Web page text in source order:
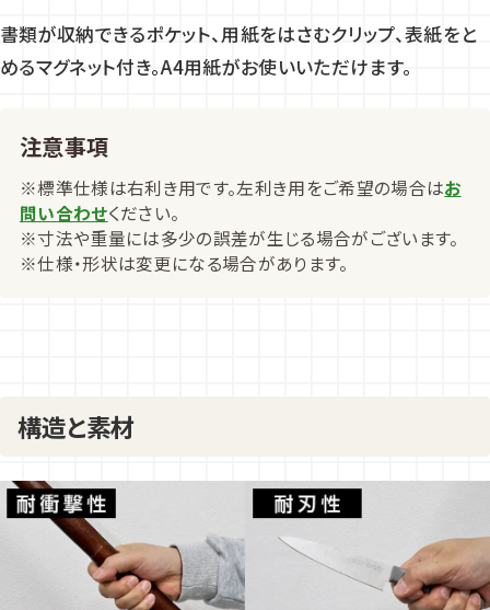
書類が収納できるポケット、用紙をはさむクリップ、表紙をと
めるマグネット付き。A4用紙がお使いいただけます。
注意事項
※標準仕様は右利き用です。左利き用をご希望の場合はお
問い合わせください。
※寸法や重量には多少の誤差が生じる場合がございます。
※仕様・形状は変更になる場合があります。
構造と素材